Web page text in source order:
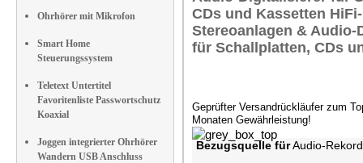
Ohrhörer mit Mikrofon
Smart Home
Steuerungssystem
Teletext Untertitel
Favoritenliste Passwortschutz
Koaxial
Joggen integrierter Ohrhörer
Wandern USB Anschluss
Geprüfter Versandrückläufer zum
Monaten Gewährleistung!
Bezugsquelle fürAudio-Rekorder &